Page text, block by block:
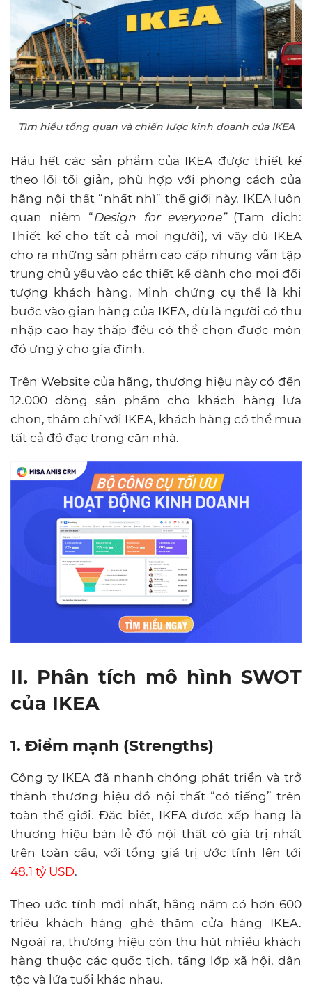
Tìm hiểu tổng quan và chiến lược kinh doanh của IKEA
Hầu hết các sản phẩm của IKEA được thiết kế
theo lối tối giản, phù hợp với phong cách của
hãng nội thất “nhất nhì” thế giới này. IKEA luôn
quan niệm “Design for everyone”(Tạm dịch:
Thiết kế cho tất cả mọi người), vì vậy dù IKEA
cho ra những sản phẩm cao cấp nhưng vẫn tập
trung chủ yếu vào các thiết kế dành cho mọi đối
tượng khách hàng. Minh chứng cụ thể là khi
bước vào gian hàng của IKEA, dù là người có thu
nhập cao hay thấp đều có thể chọn được món
đồ ưng ý cho gia đình.
Trên Website của hãng, thương hiệu này có đến
12.000 dòng sản phẩm cho khách hàng lựa
chọn, thậm chí với IKEA, khách hàng có thể mua
tất cả đồ đạc trong căn nhà.
II. Phân tích mô hình SWOT
của IKEA
1. Điểm mạnh (Strengths)
Công ty IKEA đã nhanh chóng phát triển và trở
thành thương hiệu đồ nội thất “có tiếng” trên
toàn thế giới. Đặc biệt, IKEA được xếp hạng là
thương hiệu bán lẻ đồ nội thất có giá trị nhất
trên toàn cầu, với tổng giá trị ước tính lên tới
48.1 tỷ USD.
Theo ước tính mới nhất, hằng năm có hơn 600
triệu khách hàng ghé thăm cửa hàng IKEA.
Ngoài ra, thương hiệu còn thu hút nhiều khách
hàng thuộc các quốc tịch, tầng lớp xã hội, dân
tộc và lứa tuổi khác nhau.